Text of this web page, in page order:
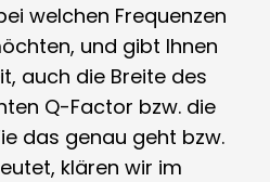
welchen Frequenzen
und gibt Ihnen
auch die Breite des
Q-Factor bzw. die
das genau geht bzw.
klären wir im